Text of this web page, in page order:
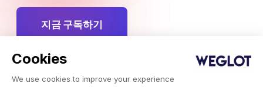
Cookies
We use cookies to improve your experience
지금 구독하기